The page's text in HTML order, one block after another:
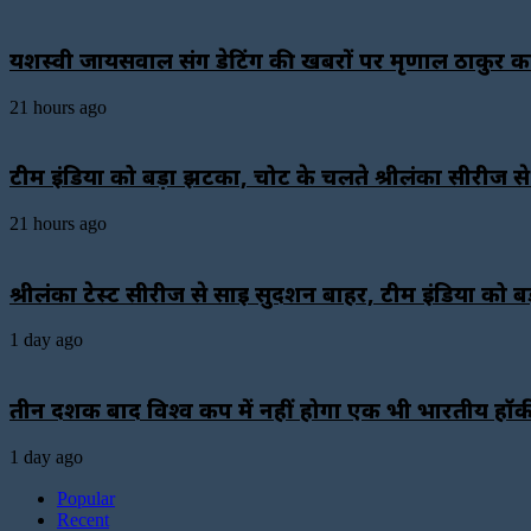
यशस्वी जायसवाल संग डेटिंग की खबरों पर मृणाल ठाकुर
21 hours ago
टीम इंडिया को बड़ा झटका, चोट के चलते श्रीलंका सीरीज
21 hours ago
श्रीलंका टेस्ट सीरीज से साई सुदर्शन बाहर, टीम इंडिया को
1 day ago
तीन दशक बाद विश्व कप में नहीं होगा एक भी भारतीय
1 day ago
Popular
Recent